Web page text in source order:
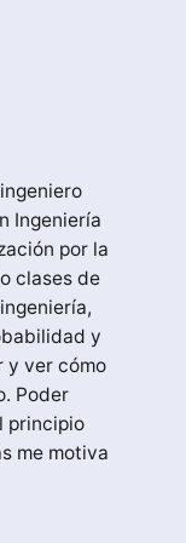
Ingeniería
por la
clases de
y
y ver cómo
Poder
principio
me motiva